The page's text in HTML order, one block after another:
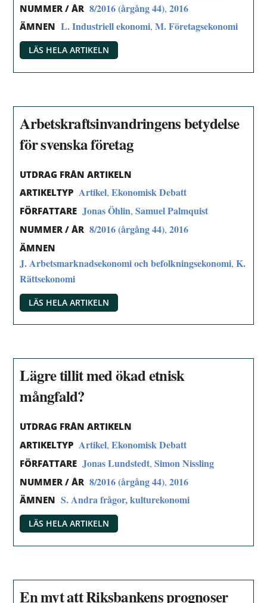
NUMMER / ÅR 8/2016 (årgång 44),2016
ÄMNEN L. Industriell ekonomi,M. Företagsekonomi
LÄS HELA ARTIKELN
Arbetskraftsinvandringens betydelse
för svenska företag
UTDRAG FRÅN ARTIKELN
ARTIKELTYP Artikel,Ekonomisk Debatt
FÖRFATTARE Jonas Öhlin,Samuel Palmquist
NUMMER / ÅR 8/2016 (årgång 44),2016
ÄMNEN
J. Arbetsmarknadsekonomi och befolkningsekonomi,K.
Rättsekonomi
LÄS HELA ARTIKELN
Lägre tillit med ökad etnisk
mångfald?
UTDRAG FRÅN ARTIKELN
ARTIKELTYP Artikel,Ekonomisk Debatt
FÖRFATTARE Jonas Lundstedt,Simon Nissling
NUMMER / ÅR 8/2016 (årgång 44),2016
ÄMNEN S. Andra frågor, kulturekonomi
LÄS HELA ARTIKELN
En myt att Riksbankens prognoser